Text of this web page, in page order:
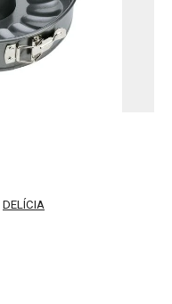
DELÍCIA